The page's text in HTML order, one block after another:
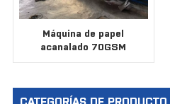
Máquina de papel
acanalado 70GSM
CATEGORÍAS DE PRODUCTO